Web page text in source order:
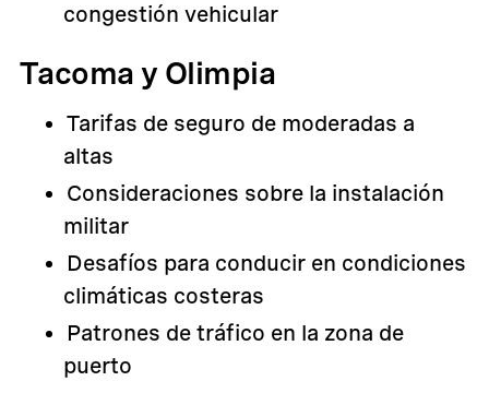
congestión vehicular
Tacoma y Olimpia
Tarifas de seguro de moderadas a
altas
Consideraciones sobre la instalación
militar
Desafíos para conducir en condiciones
climáticas costeras
Patrones de tráfico en la zona de
puerto